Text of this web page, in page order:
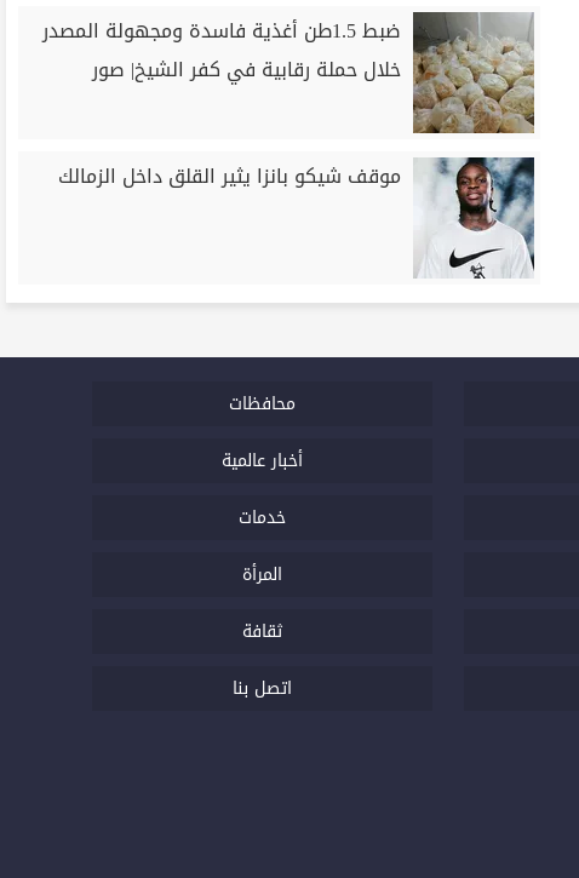
ضبط 1.5طن أغذية فاسدة ومجهولة المصدر
خلال حملة رقابية في كفر الشيخ| صور
موقف شيكو بانزا يثير القلق داخل الزمالك
محافظات
أخبار عالمية
خدمات
المرأة
ثقافة
اتصل بنا